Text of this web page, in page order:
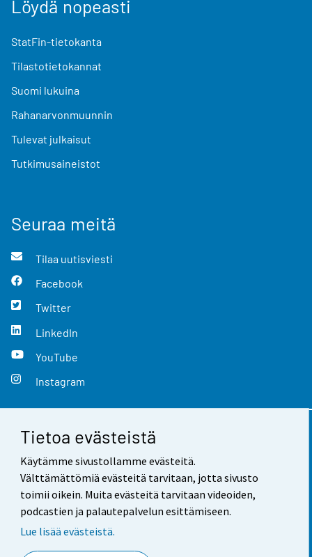
Tietoa evästeistä
Käytämme sivustollamme evästeitä.
Välttämättömiä evästeitä tarvitaan, jotta sivusto
toimii oikein. Muita evästeitä tarvitaan videoiden,
podcastien ja palautepalvelun esittämiseen.
Lue lisää evästeistä.
Löydä nopeasti
StatFin-tietokanta
Tilastotietokannat
Suomi lukuina
Rahanarvonmuunnin
Tulevat julkaisut
Tutkimusaineistot
Seuraa meitä
Tilaa uutisviesti
Facebook
Twitter
LinkedIn
YouTube
Instagram
Yhteystiedot
Palaute
Käyttöehdot
Saavutettavuus